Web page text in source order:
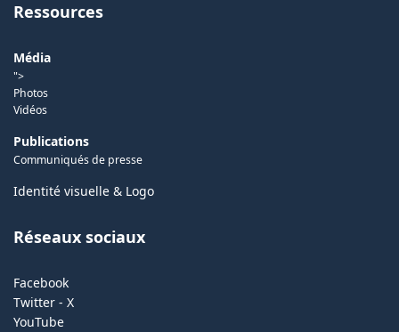
Ressources
Média
">
Photos
Vidéos
Publications
Communiqués de presse
Identité visuelle & Logo
Réseaux sociaux
Facebook
Twitter - X
YouTube